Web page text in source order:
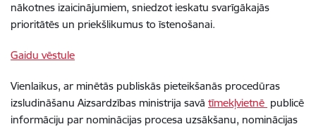
nākotnes izaicinājumiem, sniedzot ieskatu svarīgākajās
prioritātēs un priekšlikumus to īstenošanai.
Gaidu vēstule
Vienlaikus, ar minētās publiskās pieteikšanās procedūras
izsludināšanu Aizsardzības ministrija savā tīmekļvietnē publicē
informāciju par nominācijas procesa uzsākšanu, nominācijas